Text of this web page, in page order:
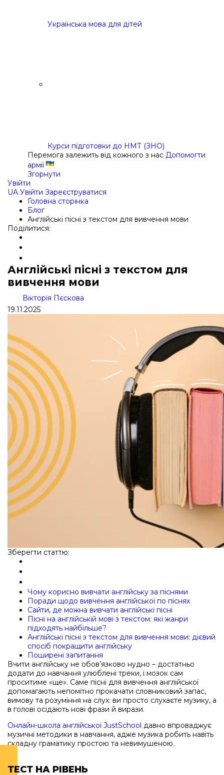
Українська мова для дітей
Курси підготовки до НМТ (ЗНО)
Перемога залежить від кожного з нас Допомогти
армії
Згорнути
Увійти
UA Увійти Зареєструватися
Головна сторінка
Блог
Англійські пісні з текстом для вивчення мови
Поділитися:
Англійські пісні з текстом для
вивчення мови
Вікторія Пєскова
19.11.2025
Зберегти статтю:
Чому корисно вивчати англійську за піснями
Поради щодо вивчення англійської по піснях
Сайти, де можна вивчати англійські пісні
Пісні на англійській мові з текстом: які жанри
підходять найбільше?
Англійські пісні з текстом для вивчення мови: дієвий
спосіб покращити англійську
Поширені запитання
Вчити англійську не обов’язково нудно – достатньо
додати до навчання улюблені треки, і мозок сам
проситиме «ще». Саме пісні для вивчення англійської
допомагають непомітно прокачати словниковий запас,
вимову та розуміння на слух: ви просто слухаєте музику, а
в голові осідають нові фрази й вирази.
Онлайн-школа англійської JustSchool давно впроваджує
музичні методики в навчання, адже музика робить навіть
складну граматику простою та невимушеною.
ТЕСТ НА РІВЕНЬ